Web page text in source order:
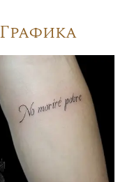
Графика